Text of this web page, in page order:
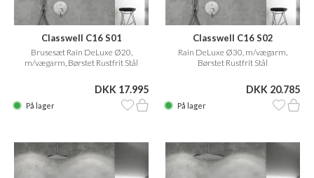
Classwell C16 S01
Brusesæt Rain DeLuxe Ø20,
m/vægarm, Børstet Rustfrit Stål
DKK 17.995
På lager
Classwell C16 S02
Rain DeLuxe Ø30, m/vægarm,
Børstet Rustfrit Stål
DKK 20.785
På lager